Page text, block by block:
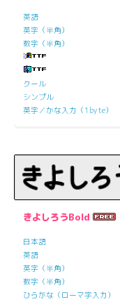
英語
英字（半角）
数字（半角）
クール
シンプル
英字／かな入力（1byte）
きよしろうBold
日本語
英語
英字（半角）
数字（半角）
ひらがな（ローマ字入力）